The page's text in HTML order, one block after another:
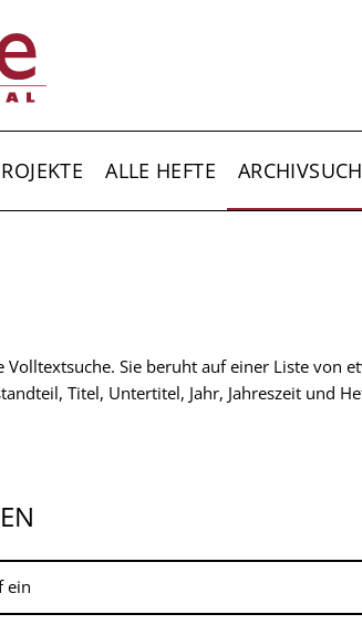
ALLE HEFTE
Sie beruht auf einer Liste von
Titel, Untertitel, Jahr, Jahreszeit und